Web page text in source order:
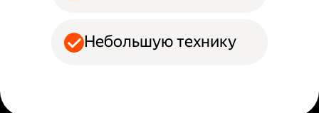
Небольшую технику